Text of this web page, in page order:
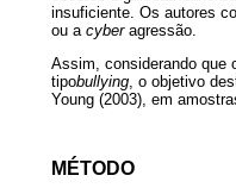
insuficiente. Os autores
ou a cyberagressão.
Assim, considerando que
tipobullying, o objetivo
Young (2003), em
MÉTODO